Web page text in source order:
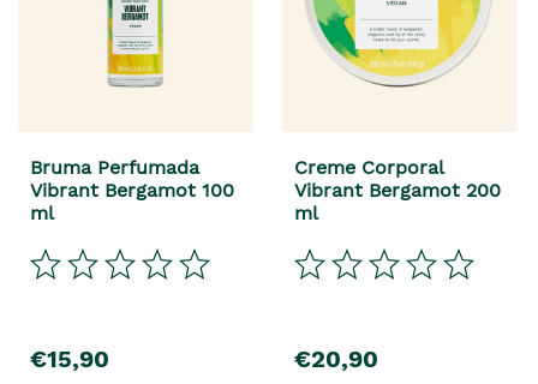
Bruma Perfumada
Vibrant Bergamot 100
ml
€15,90
Creme Corporal
Vibrant Bergamot 200
ml
€20,90